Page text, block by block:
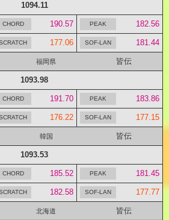
1094.11
190.57 182.56
177.06 181.44
福岡県 皆伝
1093.98
191.70 183.86
176.22 177.15
韓国 皆伝
1093.53
185.52 181.45
182.58 177.77
北海道 皆伝